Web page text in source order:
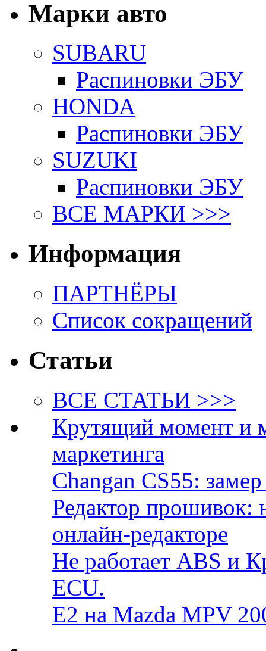
Марки авто
SUBARU
Распиновки ЭБУ
HONDA
Распиновки ЭБУ
SUZUKI
Распиновки ЭБУ
ВСЕ МАРКИ >>>
Информация
ПАРТНЁРЫ
Список сокращений
Статьи
ВСЕ СТАТЬИ >>>
Крутящий момент и
маркетинга
Changan CS55:
Редактор прошивок:
онлайн-редакторе
Не работает ABS и
ECU.
E2 на Mazda MPV